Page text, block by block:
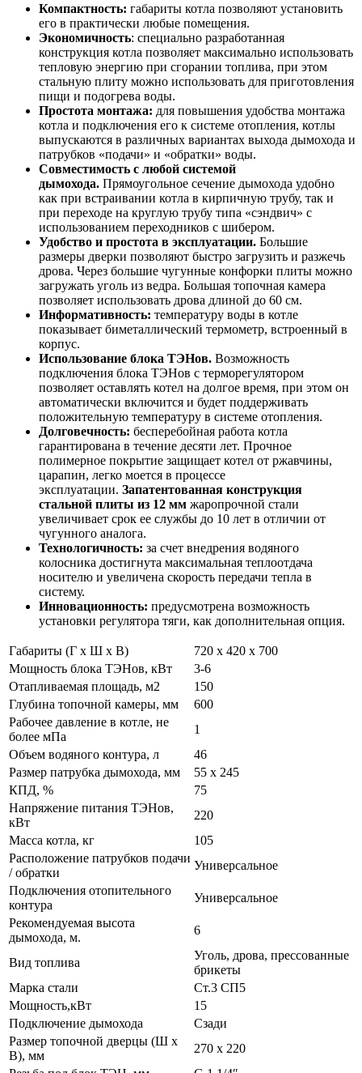
Компактность: габариты котла позволяют установить
его в практически любые помещения.
Экономичность: специально разработанная
конструкция котла позволяет максимально использовать
тепловую энергию при сгорании топлива, при этом
стальную плиту можно использовать для приготовления
пищи и подогрева воды.
Простота монтажа: для повышения удобства монтажа
котла и подключения его к системе отопления, котлы
выпускаются в различных вариантах выхода дымохода и
патрубков «подачи» и «обратки» воды.
Совместимость с любой системой
дымохода. Прямоугольное сечение дымохода удобно
как при встраивании котла в кирпичную трубу, так и
при переходе на круглую трубу типа «сэндвич» с
использованием переходников с шибером.
Удобство и простота в эксплуатации. Большие
размеры дверки позволяют быстро загрузить и разжечь
дрова. Через большие чугунные конфорки плиты можно
загружать уголь из ведра. Большая топочная камера
позволяет использовать дрова длиной до 60 см.
Информативность: температуру воды в котле
показывает биметаллический термометр, встроенный в
корпус.
Использование блока ТЭНов. Возможность
подключения блока ТЭНов с терморегулятором
позволяет оставлять котел на долгое время, при этом он
автоматически включится и будет поддерживать
положительную температуру в системе отопления.
Долговечность: бесперебойная работа котла
гарантирована в течение десяти лет. Прочное
полимерное покрытие защищает котел от ржавчины,
царапин, легко моется в процессе
эксплуатации. Запатентованная конструкция
стальной плиты из 12 мм жаропрочной стали
увеличивает срок ее службы до 10 лет в отличии от
чугунного аналога.
Технологичность: за счет внедрения водяного
колосника достигнута максимальная теплоотдача
носителю и увеличена скорость передачи тепла в
систему.
Инновационность: предусмотрена возможность
установки регулятора тяги, как дополнительная опция.
Габариты (Г х Ш х В)
720 х 420 х 700
Мощность блока ТЭНов, кВт
3-6
Отапливаемая площадь, м2
150
Глубина топочной камеры, мм
600
Рабочее давление в котле, не
более мПа
1
Объем водяного контура, л
46
Размер патрубка дымохода, мм
55 х 245
КПД, %
75
Напряжение питания ТЭНов,
кВт
220
Масса котла, кг
105
Расположение патрубков подачи
/ обратки
Универсальное
Подключения отопительного
контура
Универсальное
Рекомендуемая высота
дымохода, м.
6
Вид топлива
Уголь, дрова, прессованные
брикеты
Марка стали
Ст.3 СП5
Мощность,кВт
15
Подключение дымохода
Сзади
Размер топочной дверцы (Ш х
В), мм
270 х 220